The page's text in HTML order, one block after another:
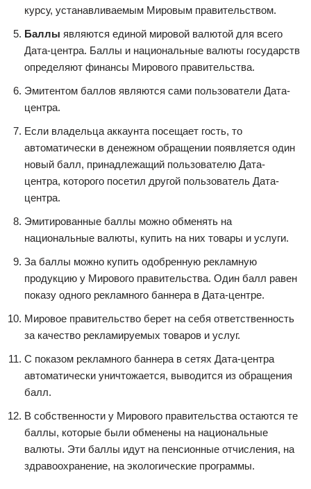
курсу, устанавливаемым Мировым правительством.
Баллы являются единой мировой валютой для всего
Дата-центра. Баллы и национальные валюты государств
определяют финансы Мирового правительства.
Эмитентом баллов являются сами пользователи Дата-
центра.
Если владельца аккаунта посещает гость, то
автоматически в денежном обращении появляется один
новый балл, принадлежащий пользователю Дата-
центра, которого посетил другой пользователь Дата-
центра.
Эмитированные баллы можно обменять на
национальные валюты, купить на них товары и услуги.
За баллы можно купить одобренную рекламную
продукцию у Мирового правительства. Один балл равен
показу одного рекламного баннера в Дата-центре.
Мировое правительство берет на себя ответственность
за качество рекламируемых товаров и услуг.
С показом рекламного баннера в сетях Дата-центра
автоматически уничтожается, выводится из обращения
балл.
В собственности у Мирового правительства остаются те
баллы, которые были обменены на национальные
валюты. Эти баллы идут на пенсионные отчисления, на
здравоохранение, на экологические программы.